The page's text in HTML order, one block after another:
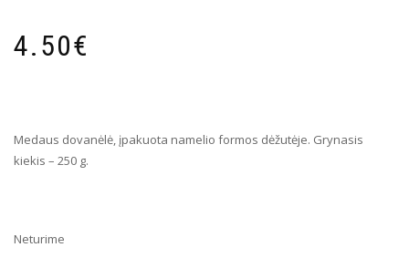
4.50€
Medaus dovanėlė, įpakuota namelio formos dėžutėje. Grynasis
kiekis – 250 g.
Neturime